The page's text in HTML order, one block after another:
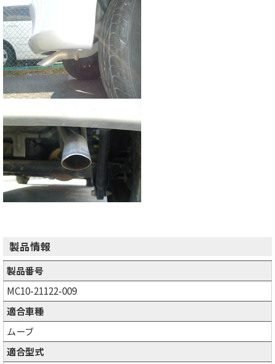
製品情報
製品番号
MC10-21122-009
適合車種
ムーブ
適合型式